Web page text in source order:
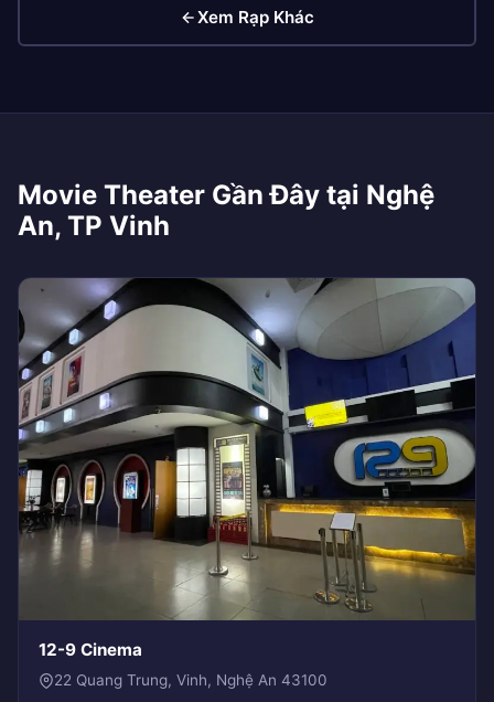
Xem Rạp Khác
Movie Theater Gần Đây tại Nghệ
An, TP Vinh
12-9 Cinema
22 Quang Trung, Vinh, Nghệ An 43100